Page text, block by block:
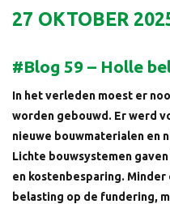
27 OKTOBER
#Blog 59 – Holle
In het verleden moest er
worden gebouwd. Er werd
nieuwe bouwmaterialen en
Lichte bouwsystemen
en kostenbesparing.
belasting op de fundering,